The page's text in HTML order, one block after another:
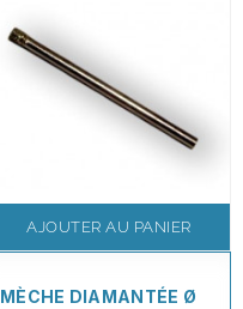
AJOUTER AU PANIER
MÈCHE DIAMANTÉE Ø